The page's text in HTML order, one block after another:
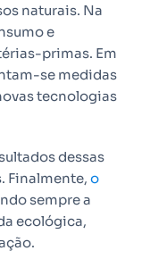
naturais. Na
e
primas. Em
se medidas
tecnologias
dessas
Finalmente, o
sempre a
ecológica,